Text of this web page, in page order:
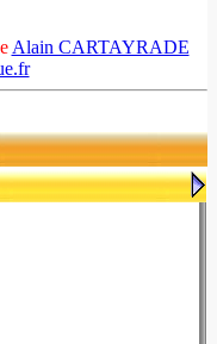
Alain CARTAYRADE